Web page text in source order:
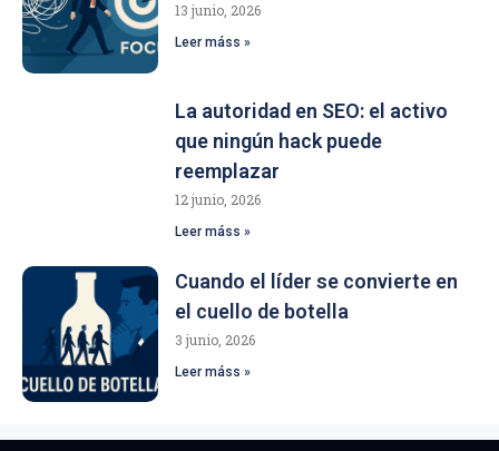
13 junio, 2026
Leer máss »
La autoridad en SEO: el activo
que ningún hack puede
reemplazar
12 junio, 2026
Leer máss »
Cuando el líder se convierte en
el cuello de botella
3 junio, 2026
Leer máss »